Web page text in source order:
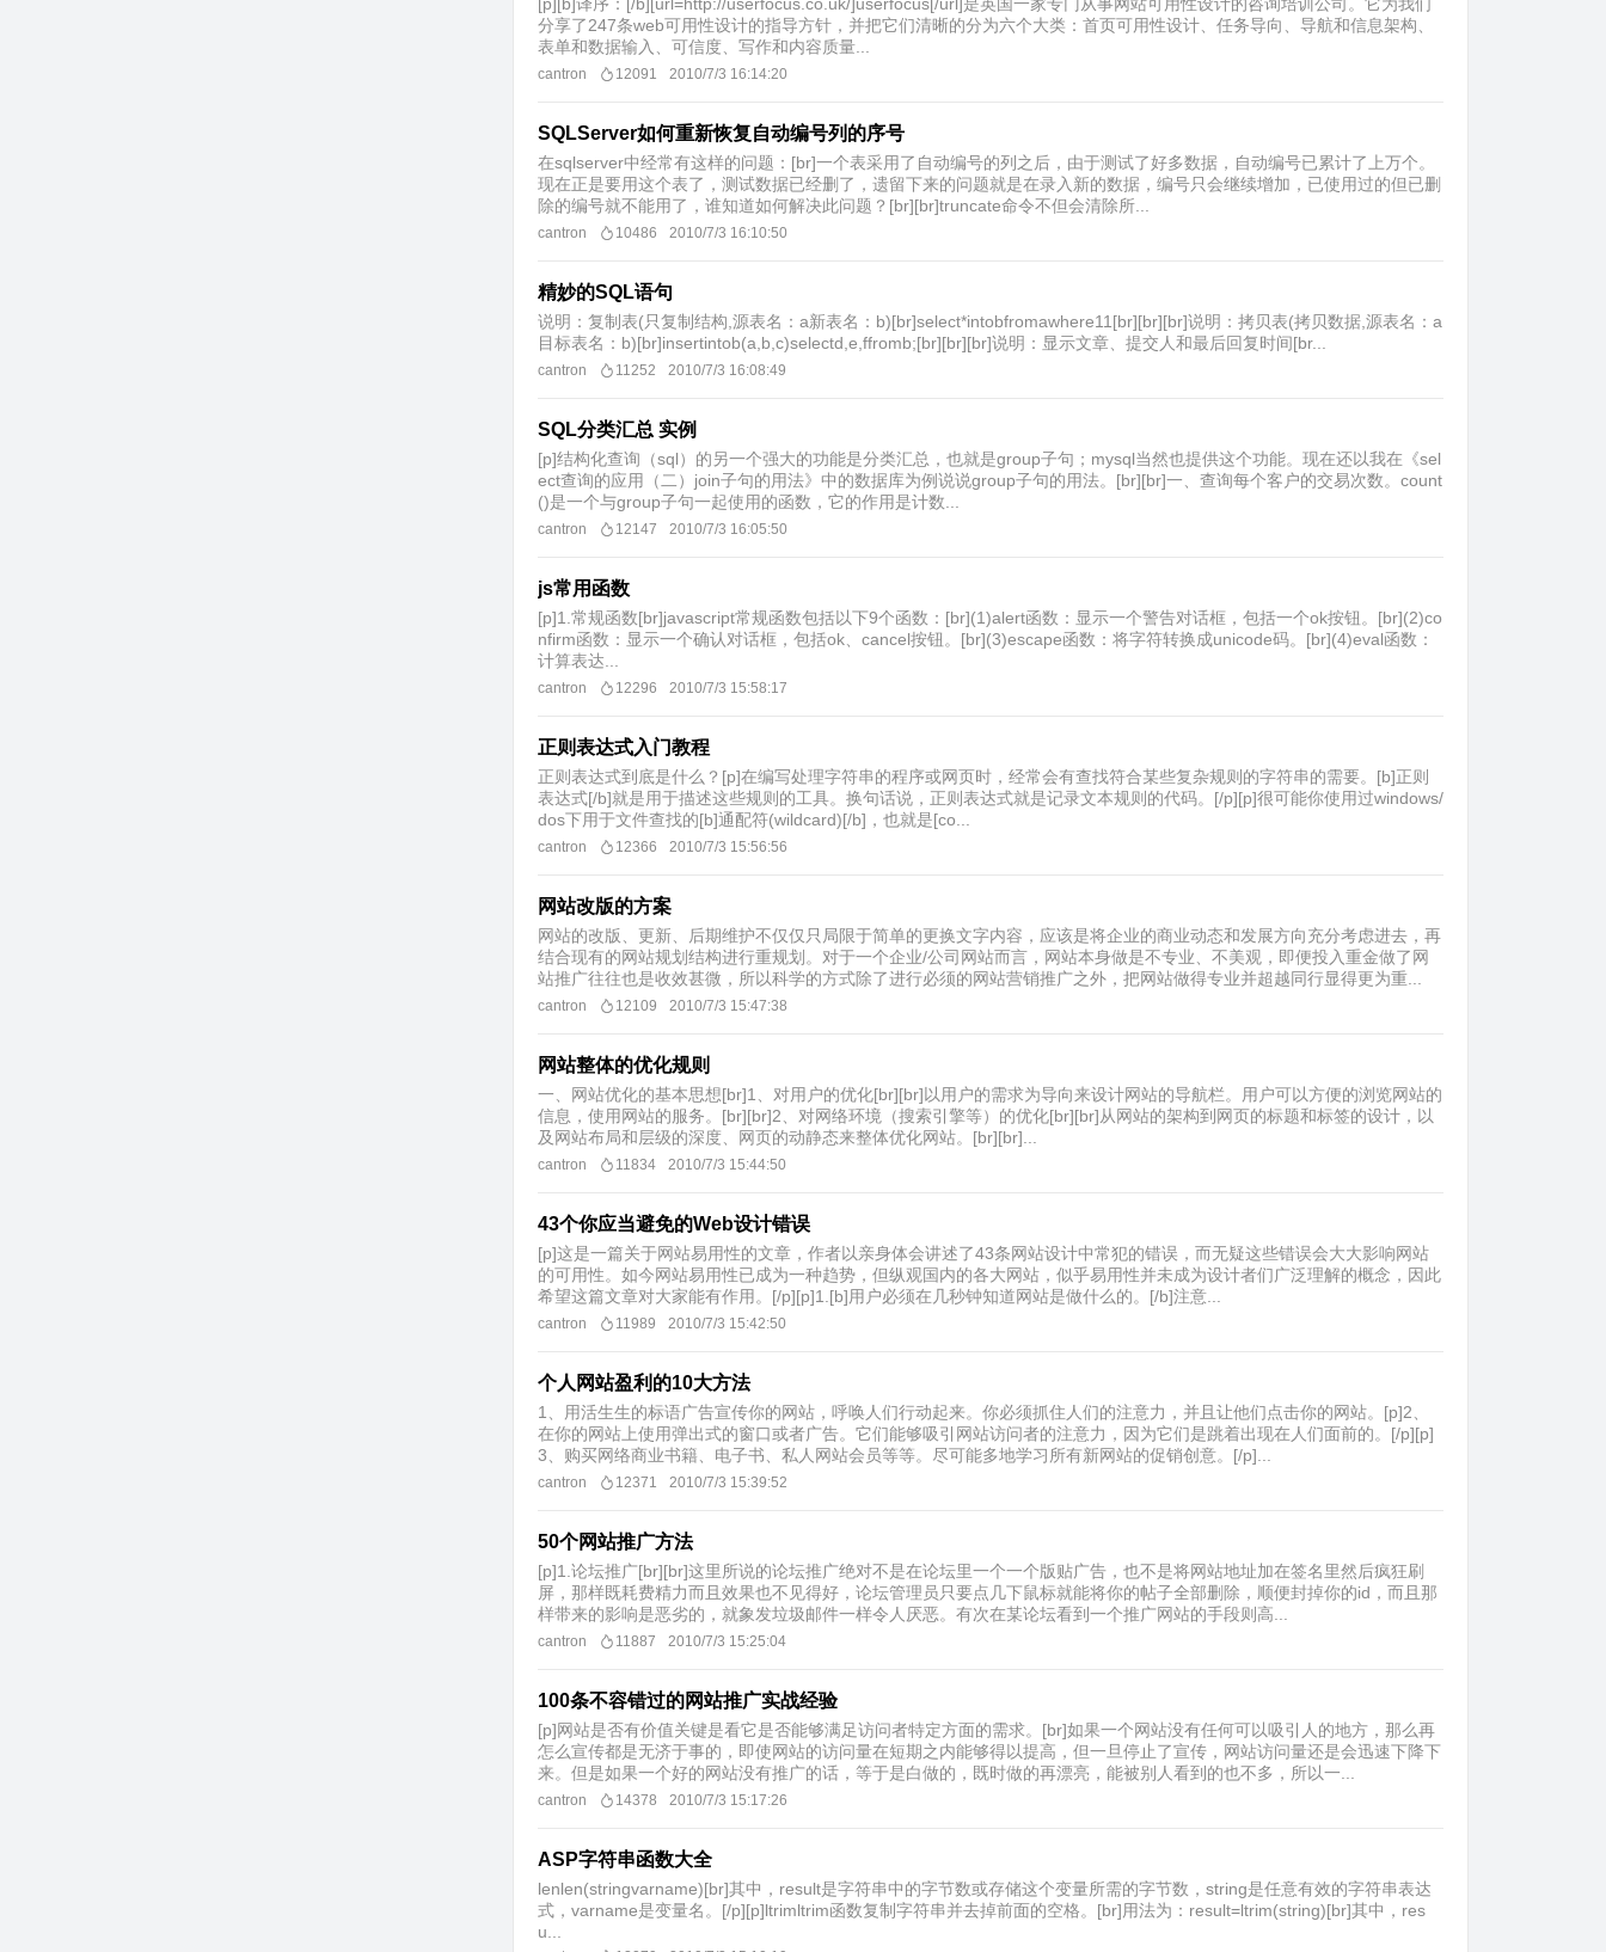
分享了247条web可用性设计的指导方针，并把它们清晰的分为六个大类：首页可用性设计、任务导向、导航和信息架构、
表单和数据输入、可信度、写作和内容质量...
cantron 12091 2010/7/3 16:14:20
SQLServer如何重新恢复自动编号列的序号
在sqlserver中经常有这样的问题：[br]一个表采用了自动编号的列之后，由于测试了好多数据，自动编号已累计了上万个。
现在正是要用这个表了，测试数据已经删了，遗留下来的问题就是在录入新的数据，编号只会继续增加，已使用过的但已删
除的编号就不能用了，谁知道如何解决此问题？[br][br]truncate命令不但会清除所...
cantron 10486 2010/7/3 16:10:50
精妙的SQL语句
说明：复制表(只复制结构,源表名：a新表名：b)[br]select*intobfromawhere11[br][br][br]说明：拷贝表(拷贝数据,源表名：a
目标表名：b)[br]insertintob(a,b,c)selectd,e,ffromb;[br][br][br]说明：显示文章、提交人和最后回复时间[br...
cantron 11252 2010/7/3 16:08:49
SQL分类汇总 实例
[p]结构化查询（sql）的另一个强大的功能是分类汇总，也就是group子句；mysql当然也提供这个功能。现在还以我在《sel
ect查询的应用（二）join子句的用法》中的数据库为例说说group子句的用法。[br][br]一、查询每个客户的交易次数。count
()是一个与group子句一起使用的函数，它的作用是计数...
cantron 12147 2010/7/3 16:05:50
js常用函数
[p]1.常规函数[br]javascript常规函数包括以下9个函数：[br](1)alert函数：显示一个警告对话框，包括一个ok按钮。[br](2)co
nfirm函数：显示一个确认对话框，包括ok、cancel按钮。[br](3)escape函数：将字符转换成unicode码。[br](4)eval函数：
计算表达...
cantron 12296 2010/7/3 15:58:17
正则表达式入门教程
正则表达式到底是什么？[p]在编写处理字符串的程序或网页时，经常会有查找符合某些复杂规则的字符串的需要。[b]正则
表达式[/b]就是用于描述这些规则的工具。换句话说，正则表达式就是记录文本规则的代码。[/p][p]很可能你使用过windows/
dos下用于文件查找的[b]通配符(wildcard)[/b]，也就是[co...
cantron 12366 2010/7/3 15:56:56
网站改版的方案
网站的改版、更新、后期维护不仅仅只局限于简单的更换文字内容，应该是将企业的商业动态和发展方向充分考虑进去，再
结合现有的网站规划结构进行重规划。对于一个企业/公司网站而言，网站本身做是不专业、不美观，即便投入重金做了网
站推广往往也是收效甚微，所以科学的方式除了进行必须的网站营销推广之外，把网站做得专业并超越同行显得更为重...
cantron 12109 2010/7/3 15:47:38
网站整体的优化规则
一、网站优化的基本思想[br]1、对用户的优化[br][br]以用户的需求为导向来设计网站的导航栏。用户可以方便的浏览网站的
信息，使用网站的服务。[br][br]2、对网络环境（搜索引擎等）的优化[br][br]从网站的架构到网页的标题和标签的设计，以
及网站布局和层级的深度、网页的动静态来整体优化网站。[br][br]...
cantron 11834 2010/7/3 15:44:50
43个你应当避免的Web设计错误
[p]这是一篇关于网站易用性的文章，作者以亲身体会讲述了43条网站设计中常犯的错误，而无疑这些错误会大大影响网站
的可用性。如今网站易用性已成为一种趋势，但纵观国内的各大网站，似乎易用性并未成为设计者们广泛理解的概念，因此
希望这篇文章对大家能有作用。[/p][p]1.[b]用户必须在几秒钟知道网站是做什么的。[/b]注意...
cantron 11989 2010/7/3 15:42:50
个人网站盈利的10大方法
1、用活生生的标语广告宣传你的网站，呼唤人们行动起来。你必须抓住人们的注意力，并且让他们点击你的网站。[p]2、
在你的网站上使用弹出式的窗口或者广告。它们能够吸引网站访问者的注意力，因为它们是跳着出现在人们面前的。[/p][p]
3、购买网络商业书籍、电子书、私人网站会员等等。尽可能多地学习所有新网站的促销创意。[/p]...
cantron 12371 2010/7/3 15:39:52
50个网站推广方法
[p]1.论坛推广[br][br]这里所说的论坛推广绝对不是在论坛里一个一个版贴广告，也不是将网站地址加在签名里然后疯狂刷
屏，那样既耗费精力而且效果也不见得好，论坛管理员只要点几下鼠标就能将你的帖子全部删除，顺便封掉你的id，而且那
样带来的影响是恶劣的，就象发垃圾邮件一样令人厌恶。有次在某论坛看到一个推广网站的手段则高...
cantron 11887 2010/7/3 15:25:04
100条不容错过的网站推广实战经验
[p]网站是否有价值关键是看它是否能够满足访问者特定方面的需求。[br]如果一个网站没有任何可以吸引人的地方，那么再
怎么宣传都是无济于事的，即使网站的访问量在短期之内能够得以提高，但一旦停止了宣传，网站访问量还是会迅速下降下
来。但是如果一个好的网站没有推广的话，等于是白做的，既时做的再漂亮，能被别人看到的也不多，所以一...
cantron 14378 2010/7/3 15:17:26
ASP字符串函数大全
lenlen(stringvarname)[br]其中，result是字符串中的字节数或存储这个变量所需的字节数，string是任意有效的字符串表达
式，varname是变量名。[/p][p]ltrimltrim函数复制字符串并去掉前面的空格。[br]用法为：result=ltrim(string)[br]其中，res
u...